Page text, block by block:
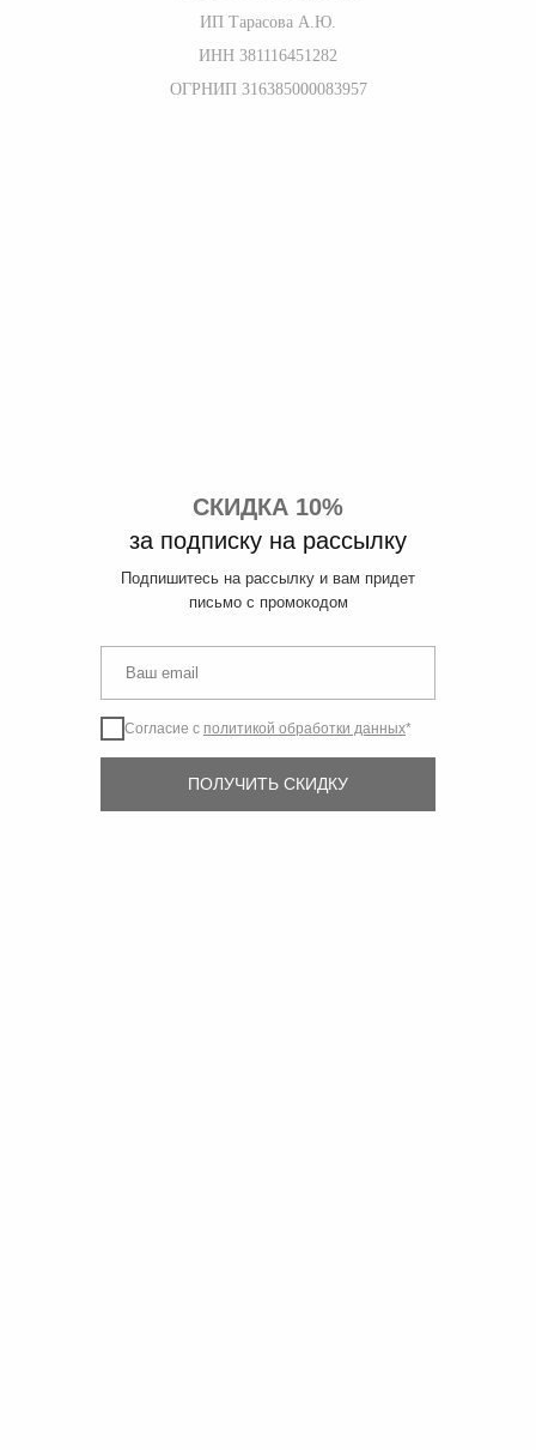
ИП Тарасова А.Ю.
ИНН 381116451282
ОГРНИП 316385000083957
СКИДКА 10%
за подписку на рассылку
Подпишитесь на рассылку и вам придет
письмо с промокодом
Согласие с политикой обработки данных*
ПОЛУЧИТЬ СКИДКУ